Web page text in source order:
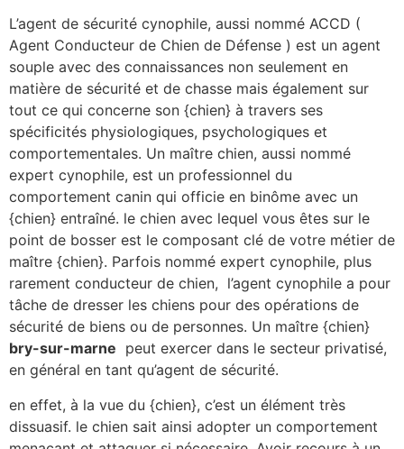
L’agent de sécurité cynophile, aussi nommé ACCD (
Agent Conducteur de Chien de Défense ) est un agent
souple avec des connaissances non seulement en
matière de sécurité et de chasse mais également sur
tout ce qui concerne son {chien} à travers ses
spécificités physiologiques, psychologiques et
comportementales. Un maître chien, aussi nommé
expert cynophile, est un professionnel du
comportement canin qui officie en binôme avec un
{chien} entraîné. le chien avec lequel vous êtes sur le
point de bosser est le composant clé de votre métier de
maître {chien}. Parfois nommé expert cynophile, plus
rarement conducteur de chien, l’agent cynophile a pour
tâche de dresser les chiens pour des opérations de
sécurité de biens ou de personnes. Un maître {chien}
bry-sur-marne peut exercer dans le secteur privatisé,
en général en tant qu’agent de sécurité.
en effet, à la vue du {chien}, c’est un élément très
dissuasif. le chien sait ainsi adopter un comportement